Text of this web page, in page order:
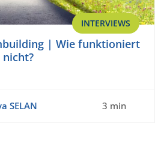
INTERVIEWS
| Wie funktioniert
nicht?
SELAN 3 min